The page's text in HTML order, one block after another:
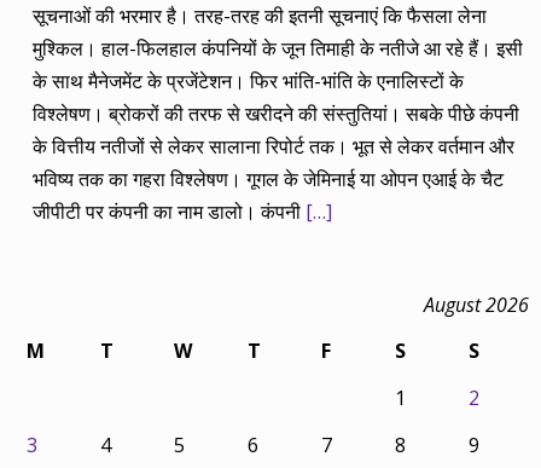
सूचनाओं की भरमार है। तरह-तरह की इतनी सूचनाएं कि फैसला लेना
मुश्किल। हाल-फिलहाल कंपनियों के जून तिमाही के नतीजे आ रहे हैं। इसी
के साथ मैनेजमेंट के प्रजेंटेशन। फिर भांति-भांति के एनालिस्टों के
विश्लेषण। ब्रोकरों की तरफ से खरीदने की संस्तुतियां। सबके पीछे कंपनी
के वित्तीय नतीजों से लेकर सालाना रिपोर्ट तक। भूत से लेकर वर्तमान और
भविष्य तक का गहरा विश्लेषण। गूगल के जेमिनाई या ओपन एआई के चैट
जीपीटी पर कंपनी का नाम डालो। कंपनी […]
August 2026
M
T W T F S
S
1
2
3
4 5 6 7 8
9